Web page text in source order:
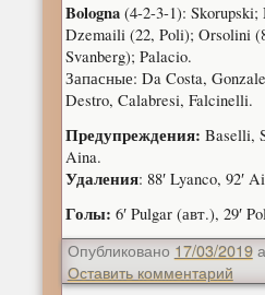
Bologna(4-2-3-1): Skorupski;
Dzemaili (22, Poli); Orsolini
Svanberg); Palacio.
Запасные: Da Costa,
Destro, Calabresi, Falcinelli.
Предупреждения: Baselli,
Aina.
Удаления: 88′ Lyanco, 92′
Голы: 6′ Pulgar (авт.), 29′
Опубликовано 17/03/2019
Оставить комментарий